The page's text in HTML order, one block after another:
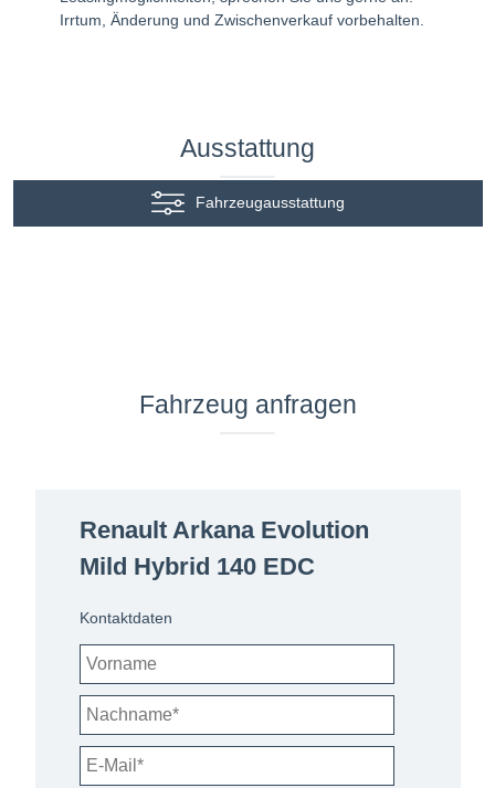
Irrtum, Änderung und Zwischenverkauf vorbehalten.
Ausstattung
Fahrzeugausstattung
Fahrzeug anfragen
Renault Arkana Evolution
Mild Hybrid 140 EDC
Kontaktdaten